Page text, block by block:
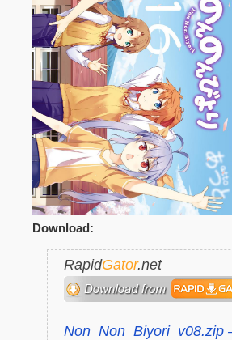
Download:
RapidGator.net
Non_Non_Biyori_v08.zip